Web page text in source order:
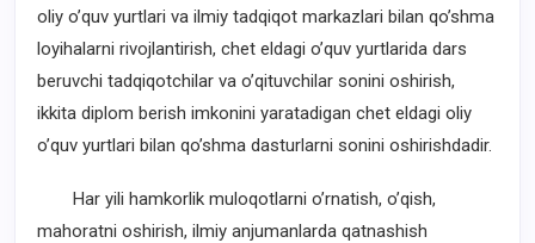
oliy oʼquv yurtlari va ilmiy tadqiqot markazlari bilan qoʼshma
loyihalarni rivojlantirish, chet eldagi oʼquv yurtlarida dars
beruvchi tadqiqotchilar va oʼqituvchilar sonini oshirish,
ikkita diplom berish imkonini yaratadigan chet eldagi oliy
oʼquv yurtlari bilan qoʼshma dasturlarni sonini oshirishdadir.
Har yili hamkorlik muloqotlarni oʼrnatish, oʼqish,
mahoratni oshirish, ilmiy anjumanlarda qatnashish